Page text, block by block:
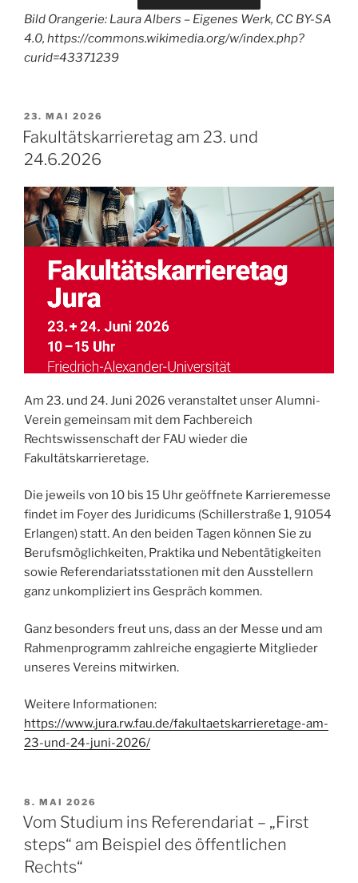
Bild Orangerie: Laura Albers – Eigenes Werk, CC BY-SA
4.0, https://commons.wikimedia.org/w/index.php?
curid=43371239
VERÖFFENTLICHT
AM
23. MAI 2026
Fakultätskarrieretag am 23. und
24.6.2026
Am 23. und 24. Juni 2026 veranstaltet unser Alumni-
Verein gemeinsam mit dem Fachbereich
Rechtswissenschaft der FAU wieder die
Fakultätskarrieretage.
Die jeweils von 10 bis 15 Uhr geöffnete Karrieremesse
findet im Foyer des Juridicums (Schillerstraße 1, 91054
Erlangen) statt. An den beiden Tagen können Sie zu
Berufsmöglichkeiten, Praktika und Nebentätigkeiten
sowie Referendariatsstationen mit den Ausstellern
ganz unkompliziert ins Gespräch kommen.
Ganz besonders freut uns, dass an der Messe und am
Rahmenprogramm zahlreiche engagierte Mitglieder
unseres Vereins mitwirken.
Weitere Informationen:
https://www.jura.rw.fau.de/fakultaetskarrieretage-am-
23-und-24-juni-2026/
VERÖFFENTLICHT
AM
8. MAI 2026
Vom Studium ins Referendariat – „First
steps“ am Beispiel des öffentlichen
Rechts“